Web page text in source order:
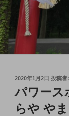
投
日:
2020年1月2日 投稿者:
パワース
らや や